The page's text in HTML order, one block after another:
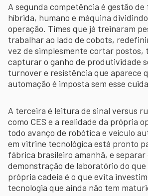
A segunda competência é gestão
híbrida, humano e máquina
operação. Times que já treinaram
trabalhar ao lado de cobots,
vez de simplesmente cortar postos,
capturar o ganho de produtividade
turnover e resistência que aparece
automação é imposta sem esse
A terceira é leitura de sinal versus
como CES e a realidade da própria
todo avanço de robótica e veículo
em vitrine tecnológica está pronto
fábrica brasileiro amanhã, e separar
demonstração de laboratório do que
própria cadeia é o que evita
tecnologia que ainda não tem